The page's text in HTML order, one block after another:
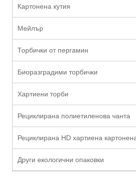
Картонена кутия
Мейлър
Торбички от пергамин
Биоразградими торбички
Хартиени торби
Рециклирана полиетиленова чанта
Рециклирана HD хартиена
Други екологични опаковки